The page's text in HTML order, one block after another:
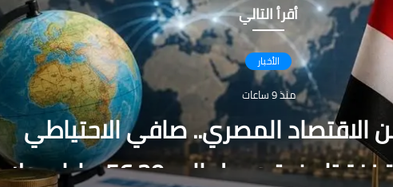
أقرأ التالي
الأخبار
منذ 9 ساعات
الاقتصاد المصري.. صافي الاحتياطي
الأجنبي يسجل قفزة تاريخية ويصل إلى 56.29 مليار دولار